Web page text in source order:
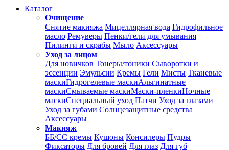
Каталог
Очищение
Снятие макияжа Мицеллярная вода Гидрофильное
масло Ремуверы Пенки/гели для умывания
Пилинги и скрабы Мыло Аксессуары
Уход за лицом
Для новичков Тонеры/тоники Сыворотки и
эссенции Эмульсии Кремы Гели Мисты Тканевые
маскиГидрогелевые маскиАльгинатные
маскиСмываемые маскиМаски-пленкиНочные
маскиСпециальный уход Патчи Уход за глазами
Уход за губами Солнцезащитные средства
Аксессуары
Макияж
ББ/СС кремы Кушоны Консилеры Пудры
Фиксаторы Для бровей Для глаз Для губ